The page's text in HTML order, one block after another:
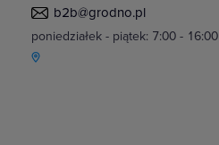
b2b@grodno.pl
poniedziałek - piątek: 7:00 - 16:00